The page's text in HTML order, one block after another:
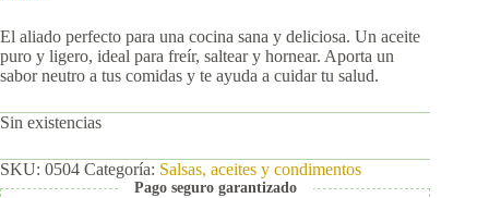
El aliado perfecto para una cocina sana y deliciosa. Un aceite
puro y ligero, ideal para freír, saltear y hornear. Aporta un
sabor neutro a tus comidas y te ayuda a cuidar tu salud.
Sin existencias
SKU: 0504 Categoría: Salsas, aceites y condimentos
Pago seguro garantizado